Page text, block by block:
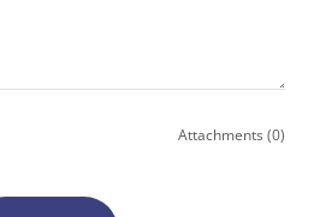
Attachments (0)